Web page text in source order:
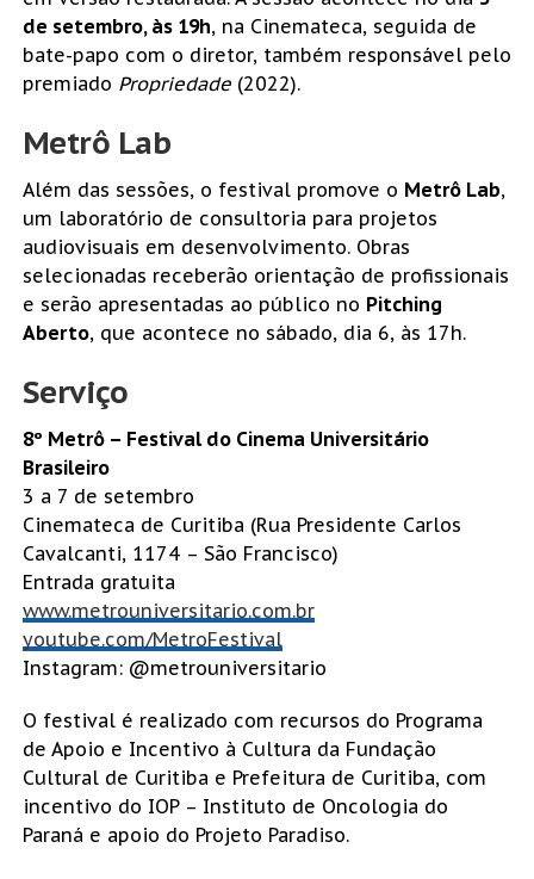
de setembro, às 19h, na Cinemateca, seguida de
bate-papo com o diretor, também responsável pelo
premiado Propriedade(2022).
Metrô Lab
Além das sessões, o festival promove o Metrô Lab,
um laboratório de consultoria para projetos
audiovisuais em desenvolvimento. Obras
selecionadas receberão orientação de profissionais
e serão apresentadas ao público no Pitching
Aberto, que acontece no sábado, dia 6, às 17h.
Serviço
8º Metrô – Festival do Cinema Universitário
Brasileiro
3 a 7 de setembro
Cinemateca de Curitiba (Rua Presidente Carlos
Cavalcanti, 1174 – São Francisco)
Entrada gratuita
www.metrouniversitario.com.br
youtube.com/MetroFestival
Instagram: @metrouniversitario
O festival é realizado com recursos do Programa
de Apoio e Incentivo à Cultura da Fundação
Cultural de Curitiba e Prefeitura de Curitiba, com
incentivo do IOP – Instituto de Oncologia do
Paraná e apoio do Projeto Paradiso.